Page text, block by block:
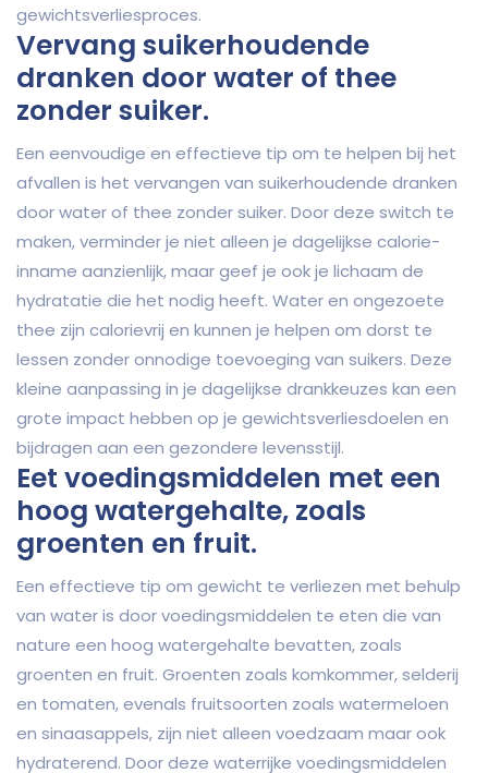
gewichtsverliesproces.
Vervang suikerhoudende
dranken door water of thee
zonder suiker.
Een eenvoudige en effectieve tip om te helpen bij het
afvallen is het vervangen van suikerhoudende dranken
door water of thee zonder suiker. Door deze switch te
maken, verminder je niet alleen je dagelijkse calorie-
inname aanzienlijk, maar geef je ook je lichaam de
hydratatie die het nodig heeft. Water en ongezoete
thee zijn calorievrij en kunnen je helpen om dorst te
lessen zonder onnodige toevoeging van suikers. Deze
kleine aanpassing in je dagelijkse drankkeuzes kan een
grote impact hebben op je gewichtsverliesdoelen en
bijdragen aan een gezondere levensstijl.
Eet voedingsmiddelen met een
hoog watergehalte, zoals
groenten en fruit.
Een effectieve tip om gewicht te verliezen met behulp
van water is door voedingsmiddelen te eten die van
nature een hoog watergehalte bevatten, zoals
groenten en fruit. Groenten zoals komkommer, selderij
en tomaten, evenals fruitsoorten zoals watermeloen
en sinaasappels, zijn niet alleen voedzaam maar ook
hydraterend. Door deze waterrijke voedingsmiddelen